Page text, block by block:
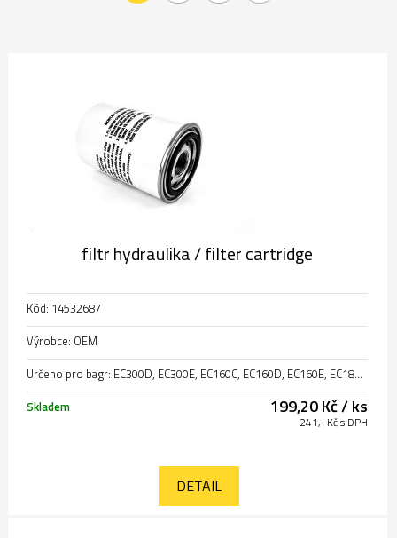
filtr hydraulika / filter cartridge
Kód: 14532687
Výrobce: OEM
Určeno pro bagr: EC300D, EC300E, EC160C, EC160D, EC160E, EC180C, EC180D, EC180E, EC220D, EC220E, EC235D, EC250D, EC250E, EC290C, EC140C, EC140D, EC140E, EC210C, EC235C, EC240C, EC700C, EC750E, EC170D, EC750D
Skladem
199,20 Kč / ks
241,- Kč s DPH
DETAIL